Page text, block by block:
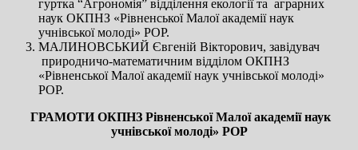
гуртка “Агрономія” відділення екології та аграрних
наук ОКПНЗ «Рівненської Малої академії наук
учнівської молоді» РОР.
МАЛИНОВСЬКИЙ Євгеній Вікторович, завідувач
природничо-математичним відділом ОКПНЗ
«Рівненської Малої академії наук учнівської молоді»
РОР.
ГРАМОТИ ОКПНЗ Рівненської Малої академії наук
учнівської молоді» РОР